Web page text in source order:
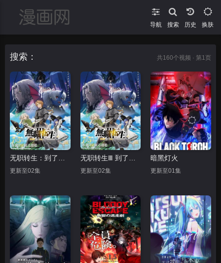
导航 搜索 换肤
搜索： 共160个视频 · 第1页
无职转生：到了异世界就拿出真本事 第三季
更新至02集
无职转生Ⅲ 到了异世界就拿出真本事
更新至02集
暗黑灯火
更新至01集